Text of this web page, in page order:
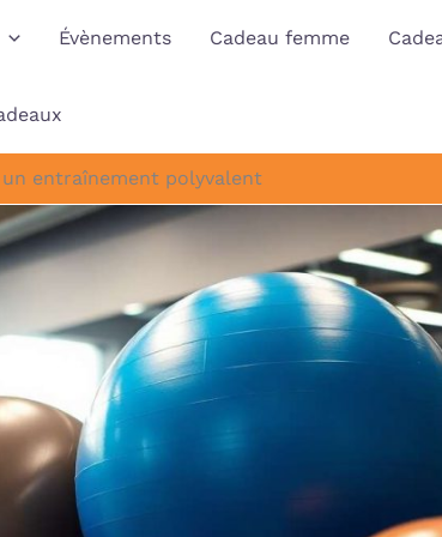
Évènements Cadeau femme
entraînement polyvalent